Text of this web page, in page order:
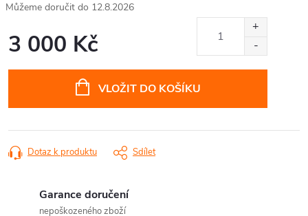
12.8.2026
3 000 Kč
VLOŽIT DO KOŠÍKU
Dotaz k produktu Sdílet
Garance doručení
nepoškozeného zboží